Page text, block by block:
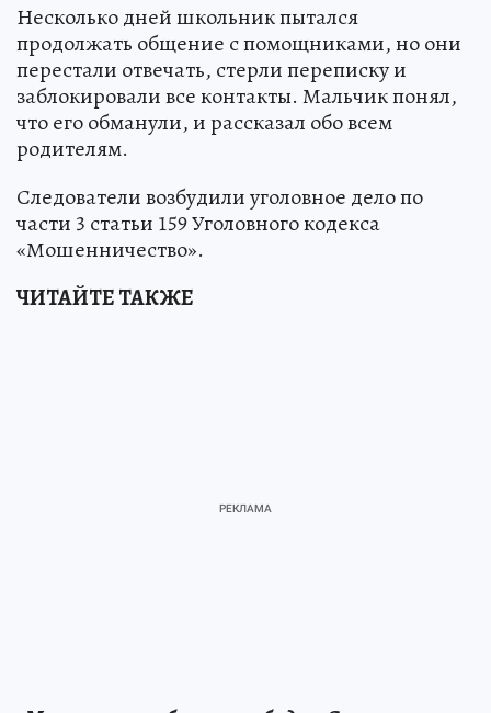
Несколько дней школьник пытался
продолжать общение с помощниками, но они
перестали отвечать, стерли переписку и
заблокировали все контакты. Мальчик понял,
что его обманули, и рассказал обо всем
родителям.
Следователи возбудили уголовное дело по
части 3 статьи 159 Уголовного кодекса
«Мошенничество».
ЧИТАЙТЕ ТАКЖЕ